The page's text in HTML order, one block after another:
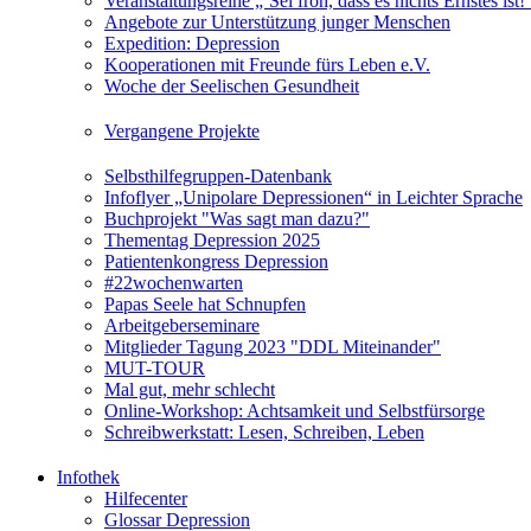
Angebote zur Unterstützung junger Menschen
Expedition: Depression
Kooperationen mit Freunde fürs Leben e.V.
Woche der Seelischen Gesundheit
Vergangene Projekte
Selbsthilfegruppen-Datenbank
Infoflyer „Unipolare Depressionen“ in Leichter Sprache
Buchprojekt "Was sagt man dazu?"
Thementag Depression 2025
Patientenkongress Depression
#22wochenwarten
Papas Seele hat Schnupfen
Arbeitgeberseminare
Mitglieder Tagung 2023 "DDL Miteinander"
MUT-TOUR
Mal gut, mehr schlecht
Online-Workshop: Achtsamkeit und Selbstfürsorge
Schreibwerkstatt: Lesen, Schreiben, Leben
Infothek
Hilfecenter
Glossar Depression